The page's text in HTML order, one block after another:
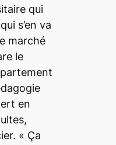
qui
s’en va
marché
le
en
« Ça